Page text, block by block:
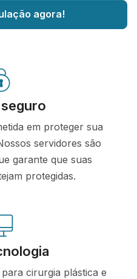
agora!
em proteger sua
servidores são
garante que suas
protegidas.
cirurgia plástica e